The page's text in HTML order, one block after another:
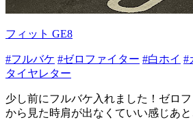
フィット GE8
#フルバケ #ゼロファイター #白ホイ #
タイヤレター
少し前にフルバケ入れました！ゼロ
から見た時肩が出なくていい感じあ